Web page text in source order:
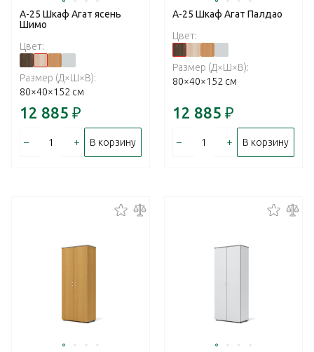
А-25 Шкаф Агат ясень
Шимо
Цвет:
Размер (Д×Ш×В):
80×40×152 см
12 885 ₽
– + В корзину
А-25 Шкаф Агат Палдао
Цвет:
Размер (Д×Ш×В):
80×40×152 см
12 885 ₽
– + В корзину